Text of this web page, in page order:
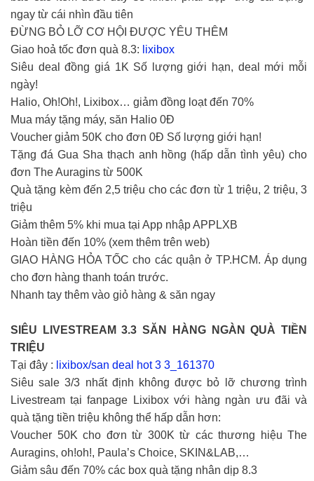
ngay từ cái nhìn đầu tiên
ĐỪNG BỎ LỠ CƠ HỘI ĐƯỢC YÊU THÊM
Giao hoả tốc đơn quà 8.3: lixibox
Siêu deal đồng giá 1K Số lượng giới hạn, deal mới mỗi
ngày!
Halio, Oh!Oh!, Lixibox… giảm đồng loạt đến 70%
Mua máy tặng máy, săn Halio 0Đ
Voucher giảm 50K cho đơn 0Đ Số lượng giới hạn!
Tặng đá Gua Sha thạch anh hồng (hấp dẫn tình yêu) cho
đơn The Auragins từ 500K
Quà tặng kèm đến 2,5 triệu cho các đơn từ 1 triệu, 2 triệu, 3
triệu
Giảm thêm 5% khi mua tại App nhập APPLXB
Hoàn tiền đến 10% (xem thêm trên web)
GIAO HÀNG HỎA TỐC cho các quận ở TP.HCM. Áp dụng
cho đơn hàng thanh toán trước.
Nhanh tay thêm vào giỏ hàng & săn ngay
SIÊU LIVESTREAM 3.3 SĂN HÀNG NGÀN QUÀ TIỀN
TRIỆU
Tại đây : lixibox/san deal hot 3 3_161370
Siêu sale 3/3 nhất định không được bỏ lỡ chương trình
Livestream tại fanpage Lixibox với hàng ngàn ưu đãi và
quà tặng tiền triệu không thể hấp dẫn hơn:
Voucher 50K cho đơn từ 300K từ các thương hiệu The
Auragins, oh!oh!, Paula’s Choice, SKIN&LAB,…
Giảm sâu đến 70% các box quà tặng nhân dịp 8.3